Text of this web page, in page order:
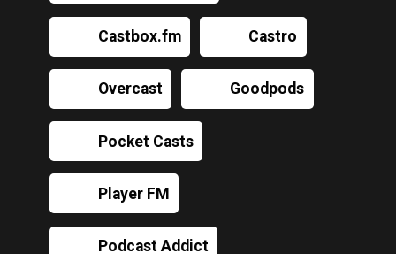
Castbox.fm Castro
Overcast Goodpods
Pocket Casts
Player FM
Podcast Addict